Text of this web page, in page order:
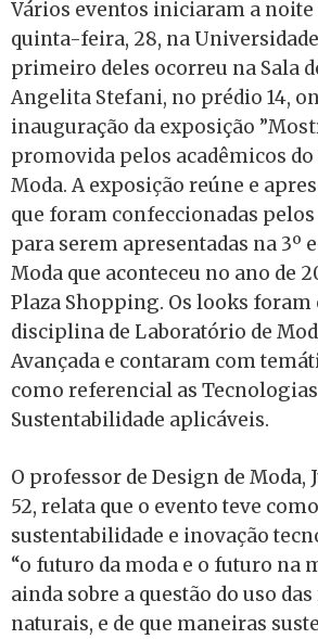
Vários eventos iniciaram a
quinta-feira, 28, na
primeiro deles ocorreu na Sala
Angelita Stefani, no prédio 14,
inauguração da exposição
promovida pelos acadêmicos do
Moda. A exposição reúne e
que foram confeccionadas
para serem apresentadas na 3º
Moda que aconteceu no ano de
Plaza Shopping. Os looks foram
disciplina de Laboratório de
Avançada e contaram com
como referencial as
Sustentabilidade aplicáveis.
O professor de Design de Moda,
52, relata que o evento teve
sustentabilidade e inovação
“o futuro da moda e o futuro na
ainda sobre a questão do uso
naturais, e de que maneiras